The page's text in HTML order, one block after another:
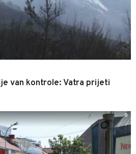
van kontrole: Vatra prijeti
0